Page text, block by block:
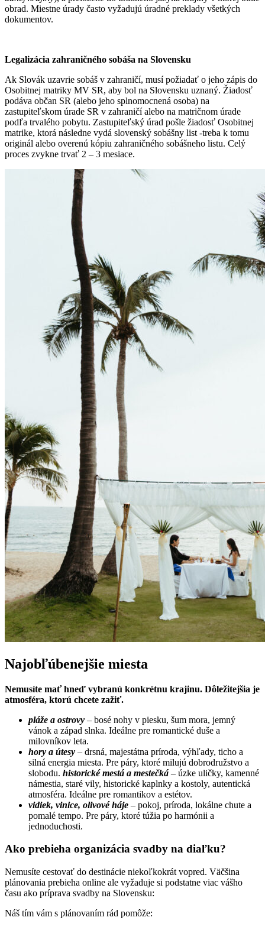
obrad. Miestne úrady často vyžadujú úradné preklady všetkých
dokumentov.
Legalizácia zahraničného sobáša na Slovensku
Ak Slovák uzavrie sobáš v zahraničí, musí požiadať o jeho zápis do
Osobitnej matriky MV SR, aby bol na Slovensku uznaný. Žiadosť
podáva občan SR (alebo jeho splnomocnená osoba) na
zastupiteľskom úrade SR v zahraničí alebo na matričnom úrade
podľa trvalého pobytu. Zastupiteľský úrad pošle žiadosť Osobitnej
matrike, ktorá následne vydá slovenský sobášny list -treba k tomu
originál alebo overenú kópiu zahraničného sobášneho listu. Celý
proces zvykne trvať 2 – 3 mesiace.
Najobľúbenejšie miesta
Nemusíte mať hneď vybranú konkrétnu krajinu. Dôležitejšia je
atmosféra, ktorú chcete zažiť.
pláže a ostrovy – bosé nohy v piesku, šum mora, jemný
vánok a západ slnka. Ideálne pre romantické duše a
milovníkov leta.
hory a útesy – drsná, majestátna príroda, výhľady, ticho a
silná energia miesta. Pre páry, ktoré milujú dobrodružstvo a
slobodu. historické mestá a mestečká – úzke uličky, kamenné
námestia, staré vily, historické kaplnky a kostoly, autentická
atmosféra. Ideálne pre romantikov a estétov.
vidiek, vinice, olivové háje – pokoj, príroda, lokálne chute a
pomalé tempo. Pre páry, ktoré túžia po harmónii a
jednoduchosti.
Ako prebieha organizácia svadby na diaľku?
Nemusíte cestovať do destinácie niekoľkokrát vopred. Väčšina
plánovania prebieha online ale vyžaduje si podstatne viac vášho
času ako príprava svadby na Slovensku:
Náš tím vám s plánovaním rád pomôže: